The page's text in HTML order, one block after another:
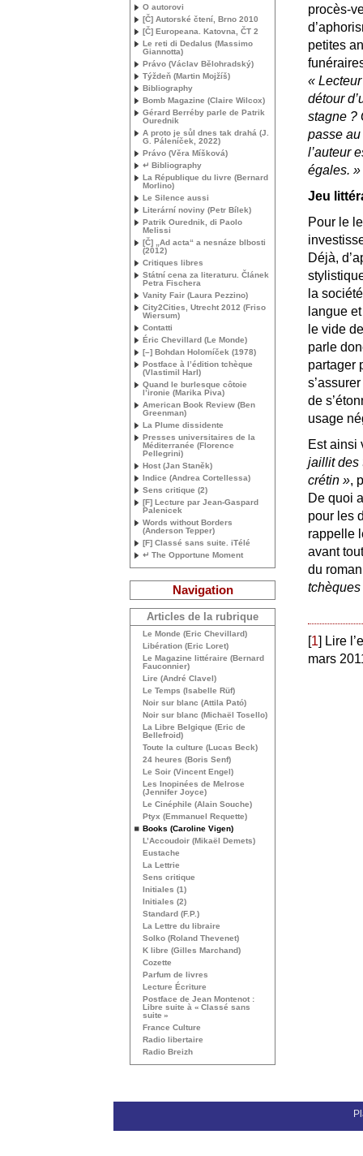
procès-
petites
« Lecteur
détour
stagne ?
passe
l’auteur
égales. »
Jeu
Pour le
Déjà,
la
langue
le vide
parle
partager
de
usage
Est ainsi
jaillit des
crétin »,
De quoi
pour les
rappelle
avant
du
tchèques
[1] Lire
mars
O autorovi
[Č] Autorské čtení, Brno 2010
[Č] Europeana. Katovna, ČT 2
Le reti di Dedalus (Massimo
Giannotta)
Právo (Václav Bělohradský)
Týždeň (Martin Mojžíš)
Bibliography
Bomb Magazine (Claire Wilcox)
Gérard Berréby parle de Patrik
Ourednik
A proto je sůl dnes tak drahá (J.
G.
Páleníček, 2022)
Právo (Věra Míšková)
↵ Bibliography
La République du livre (Bernard
Morlino)
Le Silence aussi
Literární noviny (Petr Bílek)
Patrik Ourednik, di Paolo
Melissi
[Č] „Ad acta“ a nesnáze blbosti
(2012)
Critiques libres
Státní cena za literaturu. Článek
Petra Fischera
Vanity Fair (Laura Pezzino)
City2Cities, Utrecht 2012 (Friso
Wiersum)
Contatti
Éric Chevillard (Le Monde)
[–] Bohdan Holomíček (1978)
Postface à l’édition tchèque
(Vlastimil Harl)
Quand le burlesque côtoie
l’ironie (Marika Piva)
American Book Review (Ben
Greenman)
La Plume dissidente
Presses universitaires de la
Méditerranée (Florence
Pellegrini)
Host (Jan Staněk)
Indice (Andrea Cortellessa)
Sens critique (2)
[F] Lecture par Jean-Gaspard
Palenicek
Words without Borders
(Anderson Tepper)
[F] Classé sans suite. iTélé
↵ The Opportune Moment
Navigation
Articles de la rubrique
Le Monde (Eric Chevillard)
Libération (Eric Loret)
Le Magazine littéraire (Bernard
Fauconnier)
Lire (André Clavel)
Le Temps (Isabelle Rüf)
Noir sur blanc (Attila Pató)
Noir sur blanc (Michaël Tosello)
La Libre Belgique (Eric de
Bellefroid)
Toute la culture (Lucas Beck)
24 heures (Boris Senf)
Le Soir (Vincent Engel)
Les Inopinées de Melrose
(Jennifer Joyce)
Le Cinéphile (Alain Souche)
Ptyx (Emmanuel Requette)
Books (Caroline Vigen)
L’Accoudoir (Mikaël Demets)
Eustache
La Lettrie
Sens critique
Initiales (1)
Initiales (2)
Standard (F.P.)
La Lettre du libraire
Solko (Roland Thevenet)
K libre (Gilles Marchand)
Cozette
Parfum de livres
Lecture Écriture
Postface de Jean Montenot :
Libre suite à « Classé sans
suite »
France Culture
Radio libertaire
Radio Breizh